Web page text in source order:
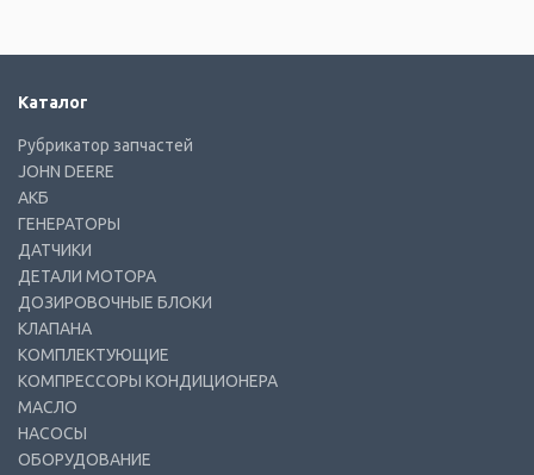
Каталог
Рубрикатор запчастей
JOHN DEERE
АКБ
ГЕНЕРАТОРЫ
ДАТЧИКИ
ДЕТАЛИ МОТОРА
ДОЗИРОВОЧНЫЕ БЛОКИ
КЛАПАНА
КОМПЛЕКТУЮЩИЕ
КОМПРЕССОРЫ КОНДИЦИОНЕРА
МАСЛО
НАСОСЫ
ОБОРУДОВАНИЕ